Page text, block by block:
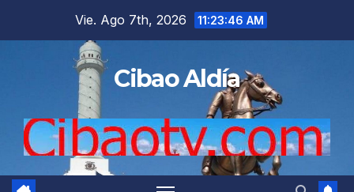
Vie. Ago 7th, 2026 11:23:48 AM
Cibao Aldía